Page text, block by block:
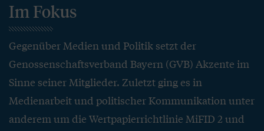
Im Fokus
Gegenüber Medien und Politik setzt der
Genossenschaftsverband Bayern (GVB) Akzente im
Sinne seiner Mitglieder. Zuletzt ging es in
Medienarbeit und politischer Kommunikation unter
anderem um die Wertpapierrichtlinie MiFID 2 und